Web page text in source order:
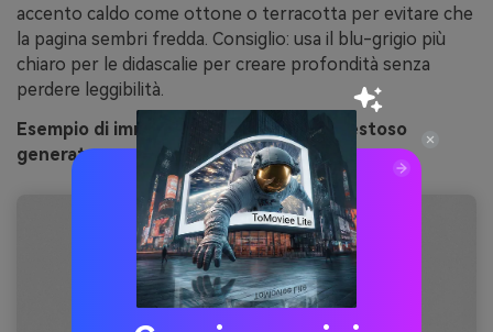
accento caldo come ottone o terracotta per evitare che
la pagina sembri fredda. Consiglio: usa il blu-grigio più
chiaro per le didascalie per creare profondità senza
perdere leggibilità.
Esempio di immagine di atlantico tempestoso
generata con media.io